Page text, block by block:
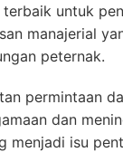
untuk
manajerial
peternak.
permintaan
dan
menjadi isu